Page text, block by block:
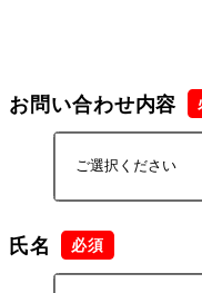
お問い合わせ内容
氏名